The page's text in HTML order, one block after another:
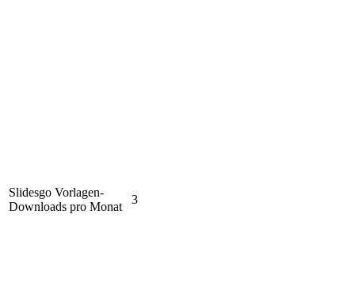
Slidesgo Vorlagen-
Downloads pro Monat
3